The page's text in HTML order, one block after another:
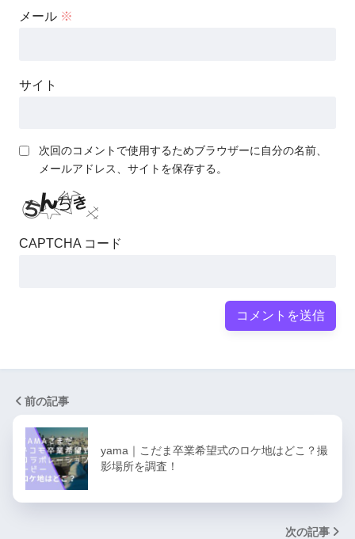
メール ※
サイト
次回のコメントで使用するためブラウザーに自分の名前、
メールアドレス、サイトを保存する。
CAPTCHA コード
前の記事
yama｜こだま卒業希望式のロケ地はどこ？撮
影場所を調査！
次の記事